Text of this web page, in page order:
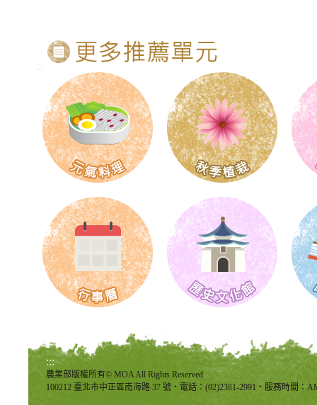
:::
農業部版權所有© MOA All Rights Reserved
100212 臺北市中正區南海路 37 號‧電話：(02)2381-2991‧服務時間：